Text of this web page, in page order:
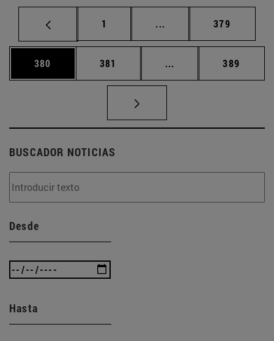
Página
1 ... Páginas intermedias
Página
379
Página
380 Página
381 ... Páginas intermedias
Página
389
BUSCADOR NOTICIAS
Desde
Hasta